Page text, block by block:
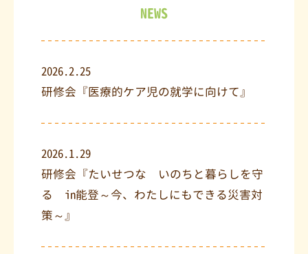
NEWS
2026.2.25
研修会『医療的ケア児の就学に向けて』
2026.1.29
研修会『たいせつな いのちと暮らしを守
る in能登～今、わたしにもできる災害対
策～』